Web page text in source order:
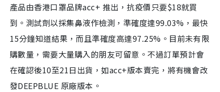
產品由香港口罩品牌acc+ 推出，抗疫價只要$18就買
到。測試劑以採集鼻液作檢測，準確度達99.03%，最快
15分鐘知道結果，而且準確度高達97.25%。目前未有限
購數量，需要大量購入的朋友可留意。不過訂單預計會
在確認後10至21日出貨，如acc+版本賣完，將有機會改
發DEEPBLUE 原廠版本。